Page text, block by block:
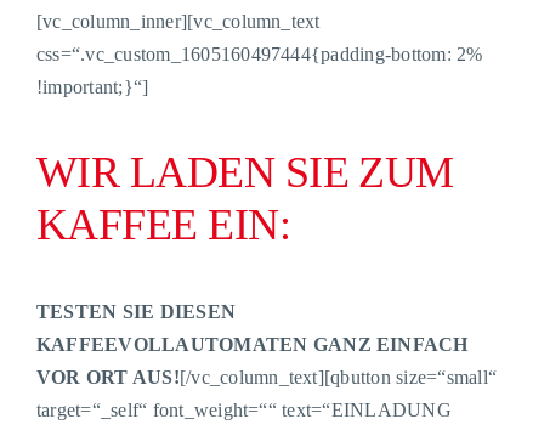
[vc_column_inner][vc_column_text
css=“.vc_custom_1605160497444{padding-bottom: 2%
!important;}“]
WIR LADEN SIE ZUM
KAFFEE EIN:
TESTEN SIE DIESEN
KAFFEEVOLLAUTOMATEN GANZ EINFACH
VOR ORT AUS![/vc_column_text][qbutton size=“small“
target=“_self“ font_weight=““ text=“EINLADUNG